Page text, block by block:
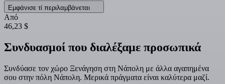
Εμφάνισε τί περιλαμβάνεται
Από
46,23 $
Συνδυασμοί που διαλέξαμε προσωπικά
Συνδύασε τον χώρο Ξενάγηση στη Νάπολη με άλλα αγαπημένα
σου στην πόλη Νάπολη. Μερικά πράγματα είναι καλύτερα μαζί.